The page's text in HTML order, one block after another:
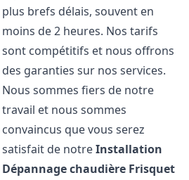
plus brefs délais, souvent en
moins de 2 heures. Nos tarifs
sont compétitifs et nous offrons
des garanties sur nos services.
Nous sommes fiers de notre
travail et nous sommes
convaincus que vous serez
satisfait de notreInstallation
Dépannage chaudière Frisquet